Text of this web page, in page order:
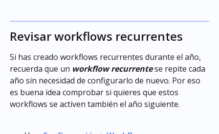
Revisar workflows recurrentes
Si has creado workflows recurrentes durante el año,
recuerda que un workflow recurrente se repite cada
año sin necesidad de configurarlo de nuevo. Por eso
es buena idea comprobar si quieres que estos
workflows se activen también el año siguiente.